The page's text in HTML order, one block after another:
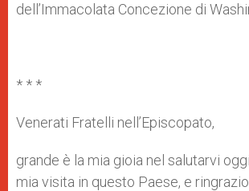
dell’Immacolata Concezione di
* * *
Venerati Fratelli nell’Episcopato,
grande è la mia gioia nel salutarvi
mia visita in questo Paese, e